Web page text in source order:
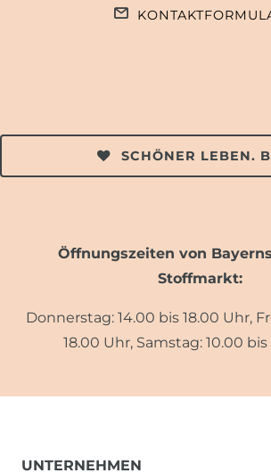
SCHÖNER LEBEN.
Öffnungszeiten von
Stoffmarkt:
Donnerstag: 14.00 bis 18.00 Uhr,
18.00 Uhr, Samstag: 10.00 bis
UNTERNEHMEN